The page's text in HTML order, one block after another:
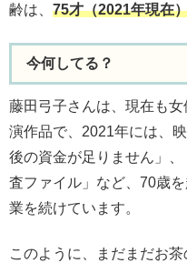
齢は、 75才（2021年現在
今何してる？
藤田弓子さんは、現在も
演作品で、2021年には、
後の資金が足りません」
査ファイル」など、70歳
業を続けています。
このように、まだまだお